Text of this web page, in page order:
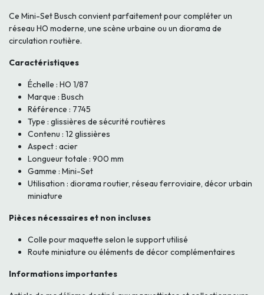
Ce Mini-Set Busch convient parfaitement pour compléter un
réseau HO moderne, une scène urbaine ou un diorama de
circulation routière.
Caractéristiques
Échelle : HO 1/87
Marque : Busch
Référence : 7745
Type : glissières de sécurité routières
Contenu : 12 glissières
Aspect : acier
Longueur totale : 900 mm
Gamme : Mini-Set
Utilisation : diorama routier, réseau ferroviaire, décor urbain
miniature
Pièces nécessaires et non incluses
Colle pour maquette selon le support utilisé
Route miniature ou éléments de décor complémentaires
Informations importantes